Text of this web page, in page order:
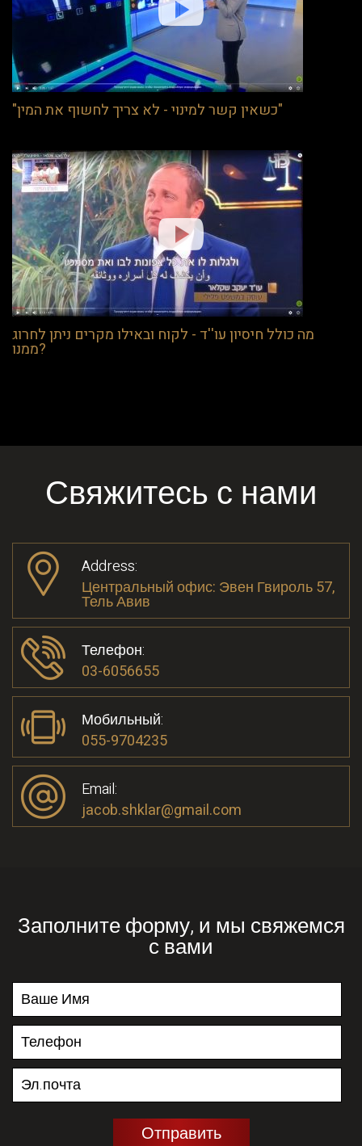
"כשאין קשר למינוי - לא צריך לחשוף את המין"
מה כולל חיסיון עו''ד - לקוח ובאילו מקרים ניתן לחרוג
ממנו?
Свяжитесь с нами
Address:
Центральный офис: Эвен Гвироль 57,
Тель Авив
Телефон:
03-6056655
Мобильный:
055-9704235
Email:
jacob.shklar@gmail.com
Заполните форму, и мы свяжемся
с вами